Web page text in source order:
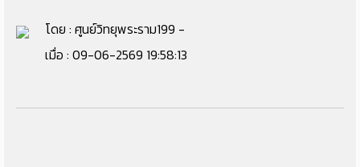
โดย : ศูนย์วิทยุพระราม199 -
เมื่อ : 09-06-2569 19:58:13